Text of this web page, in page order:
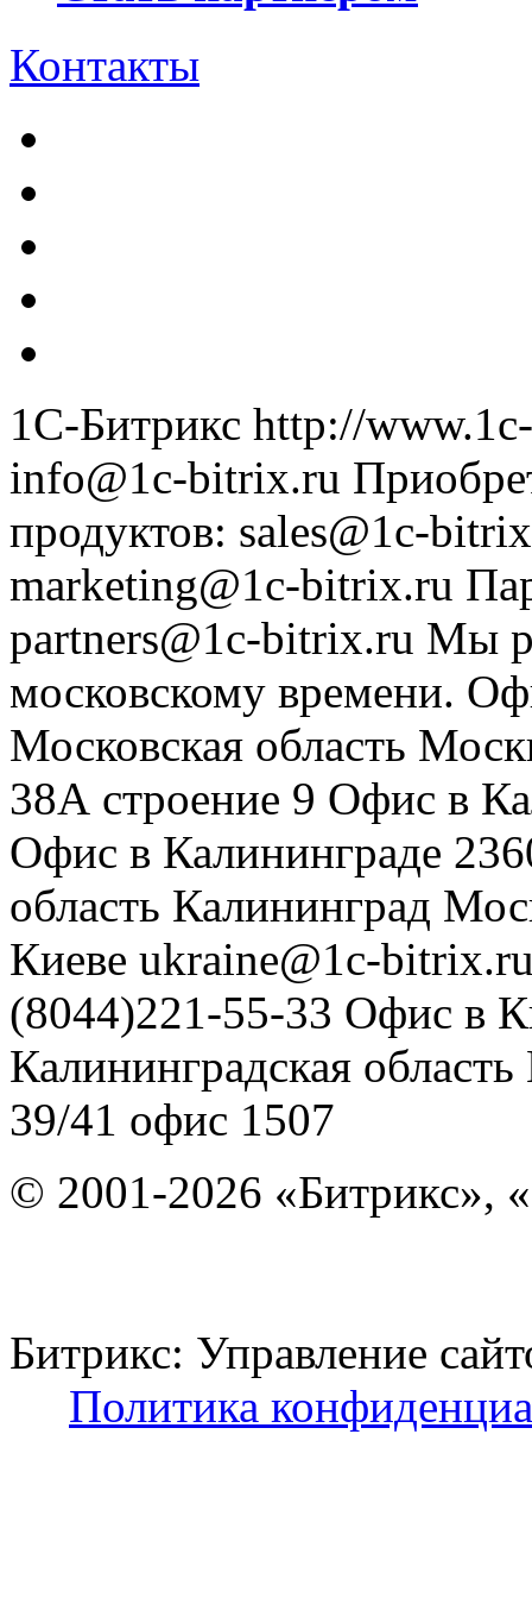
Контакты
1С-Битрикс http://
info@1c-bitrix.ru
продуктов: sales@1c-
marketing@1c-bitrix.ru
partners@1c-bitrix.ru Мы
московскому времени.
Московская область
38А строение 9 Офис в
Офис в Калининграде
область Калининград
Киеве ukraine@1c-
(8044)221-55-33 Офис в
Калининградская область
39/41 офис 1507
© 2001-2026 «Битрикс»,
Битрикс: Управление
Политика